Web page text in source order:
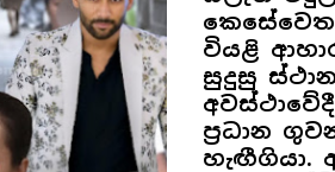
වියළි
සුදුසු
ප්‍රධාන
හැඟීගියා.